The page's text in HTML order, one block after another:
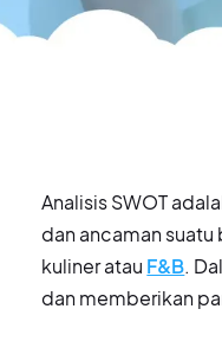
Analisis SWOT
dan ancaman
kuliner atau F&B.
dan memberikan